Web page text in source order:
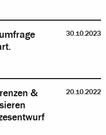
30.10.2023
&
20.10.2022